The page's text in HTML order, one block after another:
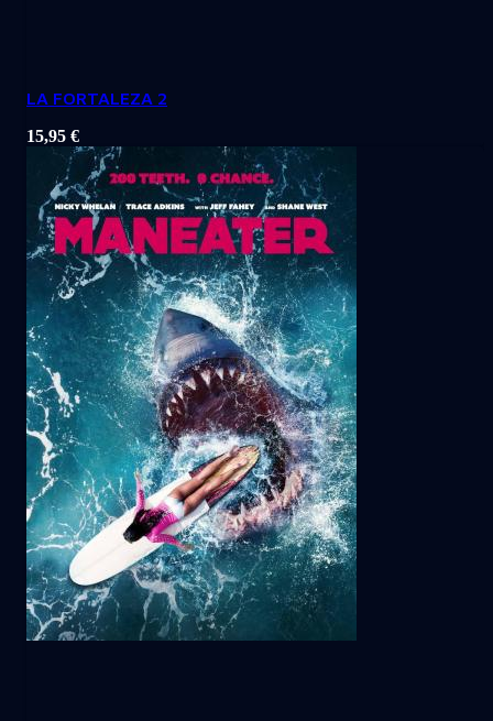
LA FORTALEZA 2
15,95 €